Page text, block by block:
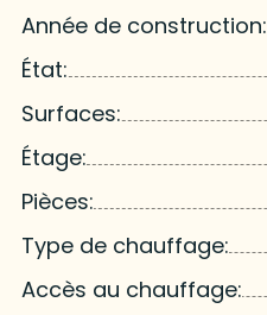
Année de construction:
État:
Surfaces:
Étage:
Pièces:
Type de chauffage:
Accès au chauffage: